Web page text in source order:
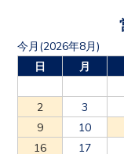
今月(2026年8月)
日
月
2
3
9
10
16
17